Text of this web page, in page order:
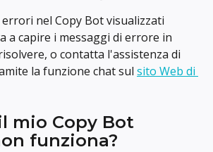
nel Copy Bot visualizzati
a capire i messaggi di errore in
o contatta l'assistenza di
la funzione chat sul sito Web di
mio Copy Bot
funziona?